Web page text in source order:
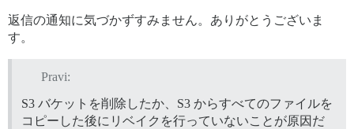
返信の通知に気づかずすみません。ありがとうございま
す。
Pravi:
S3 バケットを削除したか、S3 からすべてのファイルを
コピーした後にリベイクを行っていないことが原因だ